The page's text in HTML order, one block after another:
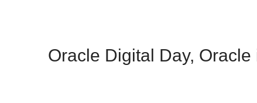
Oracle Digital Day,